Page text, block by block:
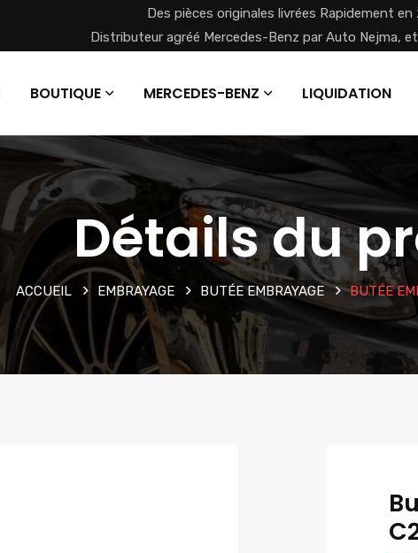
Des pièces originales livrées Rapidement en
Distributeur agréé Mercedes-Benz par Auto Nejma,
BOUTIQUE MERCEDES-BENZ LIQUIDATION
Détails du
ACCUEIL EMBRAYAGE BUTÉE EMBRAYAGE BUTÉE